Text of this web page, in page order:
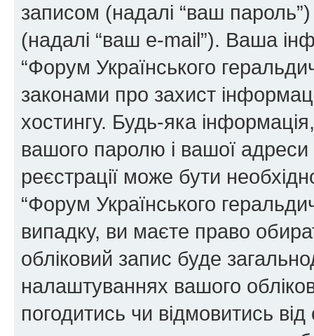
записом (надалі “ваш
(надалі “ваш e-mail”). Ваша
“Форум Українського
законами про захист
хостингу. Будь-яка
вашого паролю і вашої адреси
реєстрації може бути
“Форум Українського
випадку, ви маєте право
обліковий запис буде
налаштуваннях вашого
погодитись чи відмовитись